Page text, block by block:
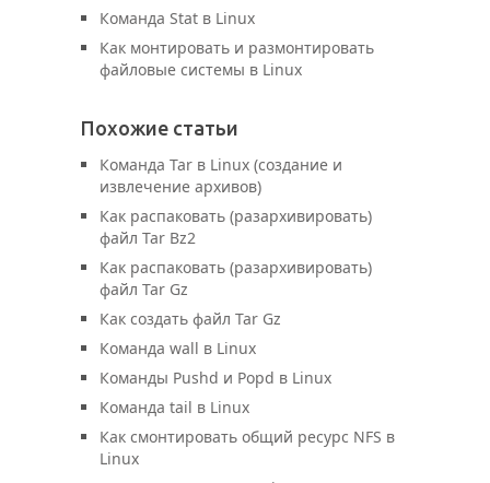
Команда Stat в Linux
Как монтировать и размонтировать
файловые системы в Linux
Похожие статьи
Команда Tar в Linux (создание и
извлечение архивов)
Как распаковать (разархивировать)
файл Tar Bz2
Как распаковать (разархивировать)
файл Tar Gz
Как создать файл Tar Gz
Команда wall в Linux
Команды Pushd и Popd в Linux
Команда tail в Linux
Как смонтировать общий ресурс NFS в
Linux